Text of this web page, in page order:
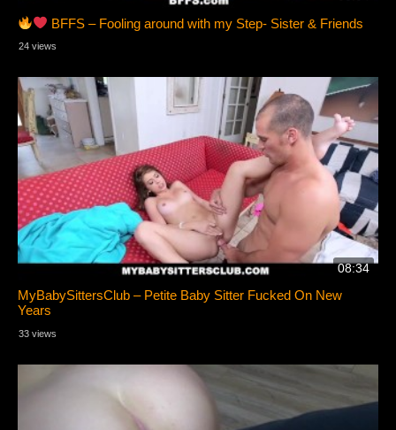
BFFS – Fooling around with my Step- Sister & Friends
24 views
08:34
MyBabySittersClub – Petite Baby Sitter Fucked On New
Years
33 views